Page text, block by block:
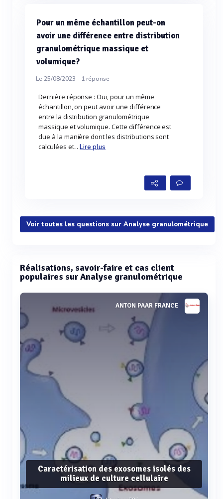
Pour un même échantillon peut-on
avoir une différence entre distribution
granulométrique massique et
volumique?
Le 25/08/2023 - 1réponse
Dernière réponse : Oui, pour un même
échantillon, on peut avoir une différence
entre la distribution granulométrique
massique et volumique. Cette différence est
due à la manière dont les distributions sont
calculées et...Lire plus
Voir toutes les questions sur Analyse granulométrique
Réalisations, savoir-faire et cas client
populaires sur Analyse granulométrique
ANTON PAAR FRANCE
Caractérisation des exosomes isolés des
milieux de culture cellulaire